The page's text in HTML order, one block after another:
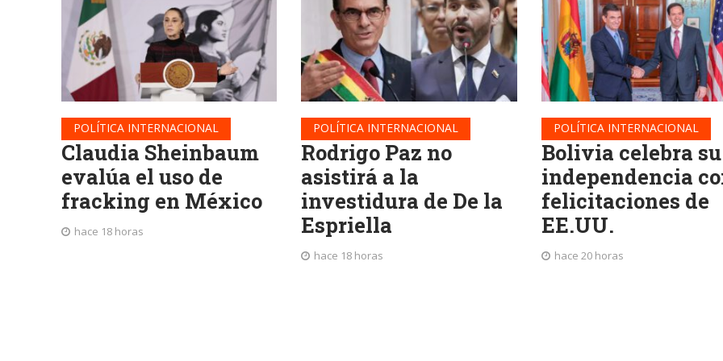
POLÍTICA INTERNACIONAL
Claudia Sheinbaum
evalúa el uso de
fracking en México
hace 18 horas
POLÍTICA INTERNACIONAL
Rodrigo Paz no
asistirá a la
investidura de De la
Espriella
hace 18 horas
POLÍTICA INTERNACIONAL
Bolivia celebra su
independencia
felicitaciones de
EE.UU.
hace 20 horas